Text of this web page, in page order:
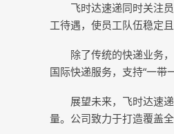
飞时达速递同时关注
工待遇，使员工队伍稳定
除了传统的快递业务
国际快递服务，支持“一带
展望未来，飞时达速
量。公司致力于打造覆盖